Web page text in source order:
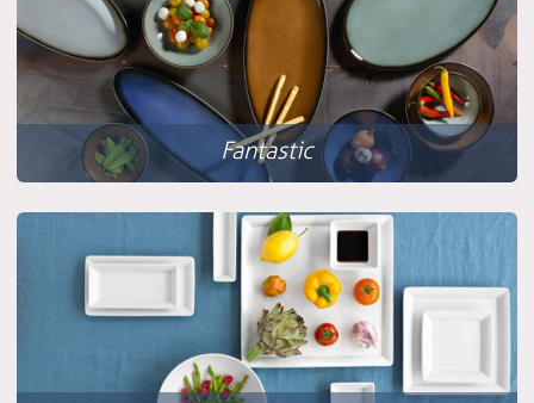
Fantastic